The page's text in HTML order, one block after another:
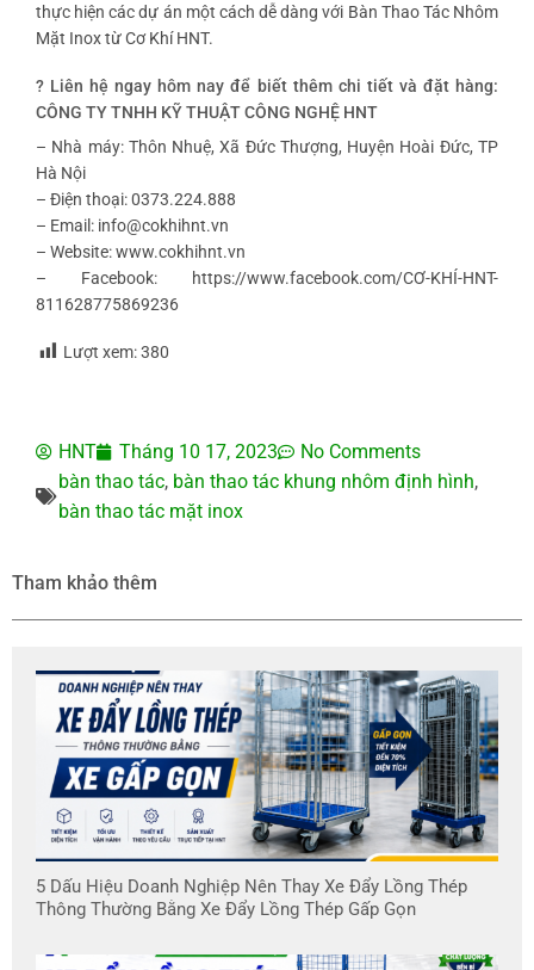
thực hiện các dự án một cách dễ dàng với Bàn Thao Tác Nhôm
Mặt Inox từ Cơ Khí HNT.
? Liên hệ ngay hôm nay để biết thêm chi tiết và đặt hàng:
CÔNG TY TNHH KỸ THUẬT CÔNG NGHỆ HNT
– Nhà máy: Thôn Nhuệ, Xã Đức Thượng, Huyện Hoài Đức, TP
Hà Nội
– Điện thoại: 0373.224.888
– Email: info@cokhihnt.vn
– Website: www.cokhihnt.vn
– Facebook: https://www.facebook.com/CƠ-KHÍ-HNT-
811628775869236
Lượt xem:380
HNT Tháng 10 17, 2023
No Comments
bàn thao tác, bàn thao tác khung nhôm định hình,
bàn thao tác mặt inox
Tham khảo thêm
5 Dấu Hiệu Doanh Nghiệp Nên Thay Xe Đẩy Lồng Thép
Thông Thường Bằng Xe Đẩy Lồng Thép Gấp Gọn